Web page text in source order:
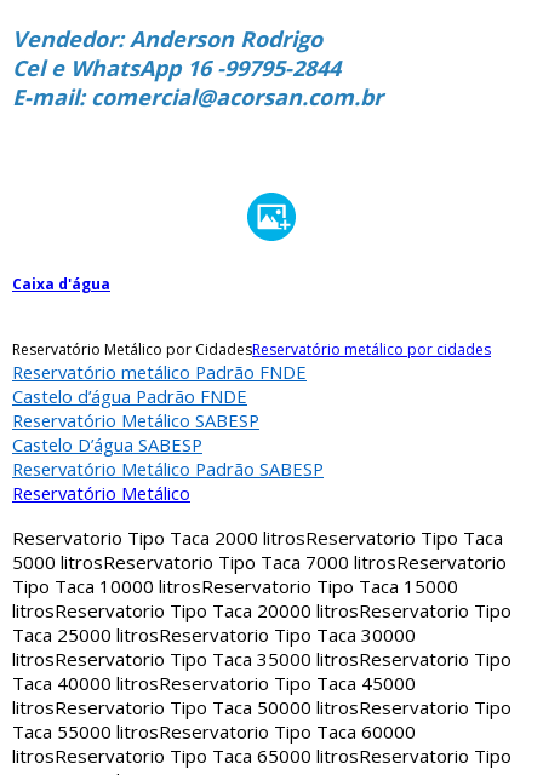
Vendedor: Anderson Rodrigo
Cel e WhatsApp 16 -99795-2844
E-mail: comercial@acorsan.com.br
Caixa d'água
Reservatório Metálico por CidadesReservatório metálico por cidades
Reservatório metálico Padrão FNDE
Castelo d’água Padrão FNDE
Reservatório Metálico SABESP
Castelo D’água SABESP
Reservatório Metálico Padrão SABESP
Reservatório Metálico
Reservatorio Tipo Taca 2000 litrosReservatorio Tipo Taca
5000 litrosReservatorio Tipo Taca 7000 litrosReservatorio
Tipo Taca 10000 litrosReservatorio Tipo Taca 15000
litrosReservatorio Tipo Taca 20000 litrosReservatorio Tipo
Taca 25000 litrosReservatorio Tipo Taca 30000
litrosReservatorio Tipo Taca 35000 litrosReservatorio Tipo
Taca 40000 litrosReservatorio Tipo Taca 45000
litrosReservatorio Tipo Taca 50000 litrosReservatorio Tipo
Taca 55000 litrosReservatorio Tipo Taca 60000
litrosReservatorio Tipo Taca 65000 litrosReservatorio Tipo